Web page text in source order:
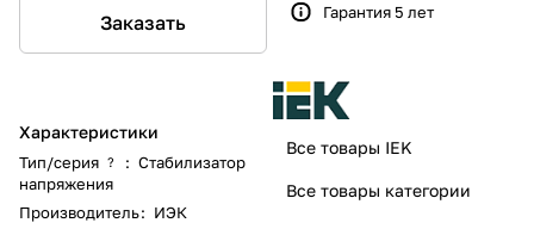
Заказать
Характеристики
Тип/серия ? : Стабилизатор
напряжения
Производитель: ИЭК
Гарантия 5 лет
Все товары IEK
Все товары категории